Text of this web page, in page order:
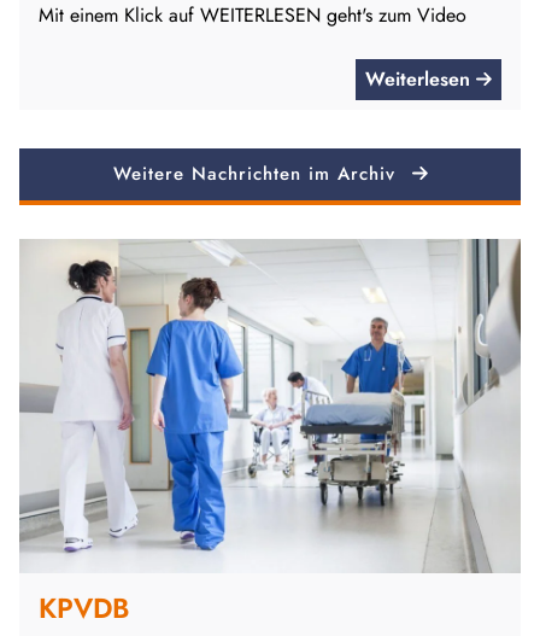
Mit einem Klick auf WEITERLESEN geht's zum Video
Weiterlesen
Weitere Nachrichten im Archiv
KPVDB